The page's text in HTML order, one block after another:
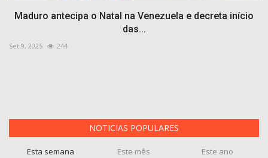
Maduro antecipa o Natal na Venezuela e decreta início
das...
Set 9, 2025 244
NOTICIAS POPULARES
Esta semana Este mês Este ano